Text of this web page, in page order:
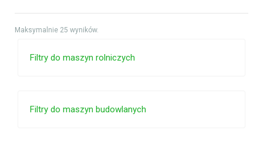
Filtry do maszyn rolniczych
Filtry do maszyn budowlanych
Maksymalnie 25 wyników.